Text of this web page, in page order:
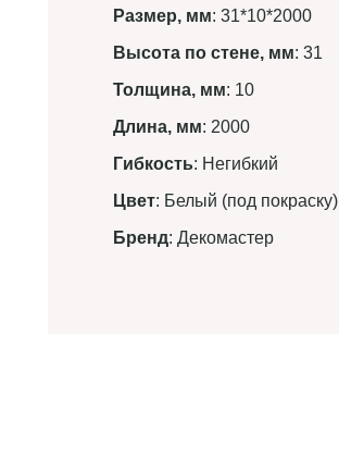
Размер, мм: 31*10*2000
Высота по стене, мм: 31
Толщина, мм: 10
Длина, мм: 2000
Гибкость: Негибкий
Цвет: Белый (под покраску)
Бренд: Декомастер